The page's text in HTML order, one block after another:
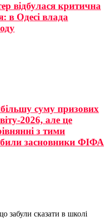
відбулася критична
в Одесі влада
суму призових
2026, але це
з тими
засновники ФІФА
забули сказати в школі